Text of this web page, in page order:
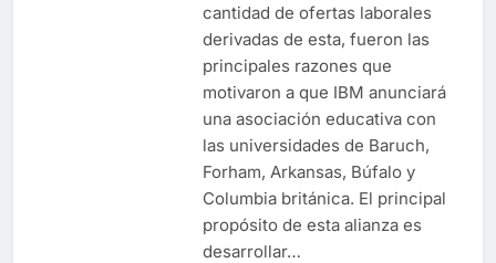
cantidad de ofertas laborales
derivadas de esta, fueron las
principales razones que
motivaron a que IBM anunciará
una asociación educativa con
las universidades de Baruch,
Forham, Arkansas, Búfalo y
Columbia británica. El principal
propósito de esta alianza es
desarrollar…